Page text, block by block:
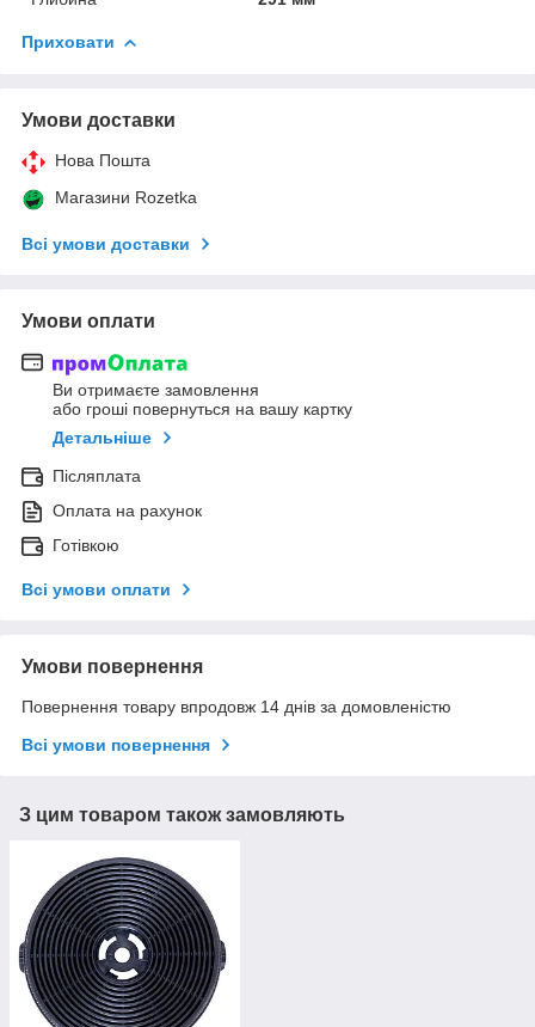
Приховати
Умови доставки
Нова Пошта
Магазини Rozetka
Всі умови доставки
Умови оплати
Ви отримаєте замовлення
або гроші повернуться на вашу картку
Детальніше
Післяплата
Оплата на рахунок
Готівкою
Всі умови оплати
Умови повернення
Повернення товару впродовж 14 днів за домовленістю
Всі умови повернення
З цим товаром також замовляють